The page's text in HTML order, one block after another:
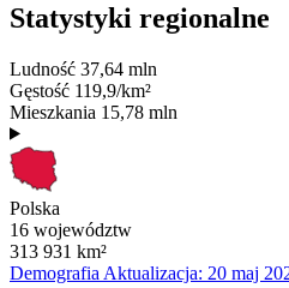
Statystyki regionalne
Ludność 37,64 mln
Gęstość 119,9/km²
Mieszkania 15,78 mln
Polska
16 województw
313 931 km²
Demografia Aktualizacja: 20 maj